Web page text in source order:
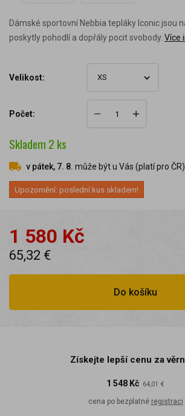
Dámské sportovní Nebbia tepláky Iconic jsou
poskytly pohodlí a dopřály pocit svobody. Více
Velikost:
Počet:
Skladem 2 ks
v pátek, 7. 8. může být u Vás (platí pro ČR)
Upozornění: poslední kus skladem!
1 580 Kč
65,32 €
Do košíku
Získejte lepší cenu za
1 548 Kč 64,01 €
cena po bezplatné registraci